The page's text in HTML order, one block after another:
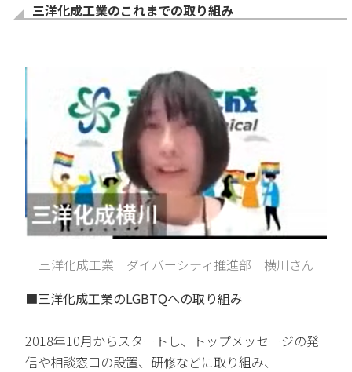
三洋化成工業のこれまでの取り組み
三洋化成工業 ダイバーシティ推進部 横川さん
■三洋化成工業のLGBTQへの取り組み
2018年10月からスタートし、トップメッセージの発
信や相談窓口の設置、研修などに取り組み、